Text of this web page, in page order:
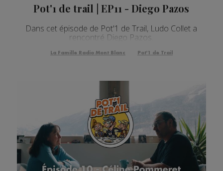
Pot'1 de trail | EP11 - Diego Pazos
Dans cet épisode de Pot'1 de Trail, Ludo Collet a
rencontré Diego Pazos.
La Famille Radio Mont Blanc Pot'1 de Trail